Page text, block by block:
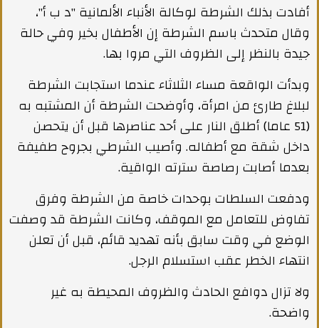
أفادت بذلك الشرطة لوكالة الأنباء الألمانية "د ب أ"،
وقال متحدث باسم الشرطة إن الأطفال بخير وفي حالة
جيدة بالنظر إلى الظروف التي مروا بها.
وبدأت الواقعة مساء الثلاثاء عندما استجابت الشرطة
لبلاغ طارئ من امرأة، وأوضحت الشرطة أن المشتبه به
(51 عاما) أطلق النار على أحد عناصرها قبل أن يتحصن
داخل شقة مع أطفاله. وأصيب الشرطي بجروح طفيفة
بعدما أصابت رصاصة سترته الواقية.
ودفعت السلطات بوحدات خاصة من الشرطة وفرق
تفاوض للتعامل مع الموقف، وكانت الشرطة قد وصفت
الوضع في وقت سابق بأنه تهديد قائم، قبل أن تعلن
انتهاء الخطر عقب استسلام الرجل.
ولا تزال دوافع الحادث والظروف المحيطة به غير
واضحة.